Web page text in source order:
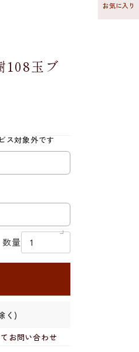
お気に入り
108玉ブ
ス対象外です
数量
く)
お問い合わせ